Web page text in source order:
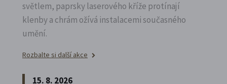
světlem, paprsky laserového kříže protínají
klenby a chrám ožívá instalacemi současného
umění.
Rozbalte si další akce
15. 8. 2026